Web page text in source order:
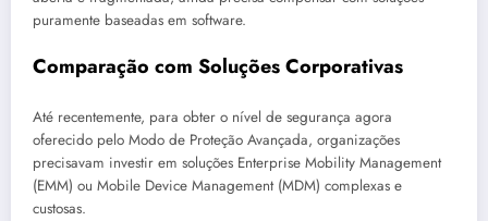
puramente baseadas em software.
Comparação com Soluções Corporativas
Até recentemente, para obter o nível de segurança agora
oferecido pelo Modo de Proteção Avançada, organizações
precisavam investir em soluções Enterprise Mobility Management
(EMM) ou Mobile Device Management (MDM) complexas e
custosas.